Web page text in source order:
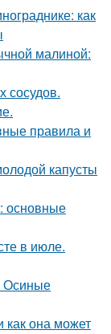
как
малиной:
сосудов.
правила и
капусты
основные
в июле.
Осиные
как она может